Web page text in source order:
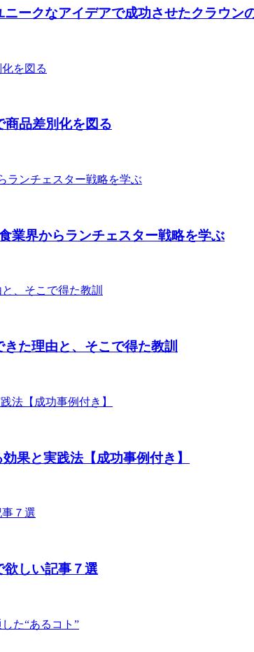
ークなアイデアで成功させたクラウン
商品差別化を図る
業界からランチェスター戦略を学ぶ
た理由と、そこで得た教訓
果と実践法【成功事例付き】
しい記事７選